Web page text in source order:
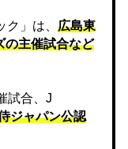
」は、 広島東
の主催試合など
試合、J
ジャパン公認